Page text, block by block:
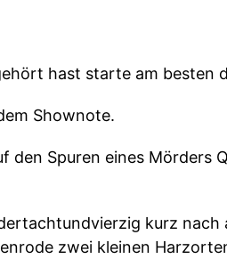
hast starte am besten
Shownote.
Spuren eines Mörders
kurz nach
zwei kleinen